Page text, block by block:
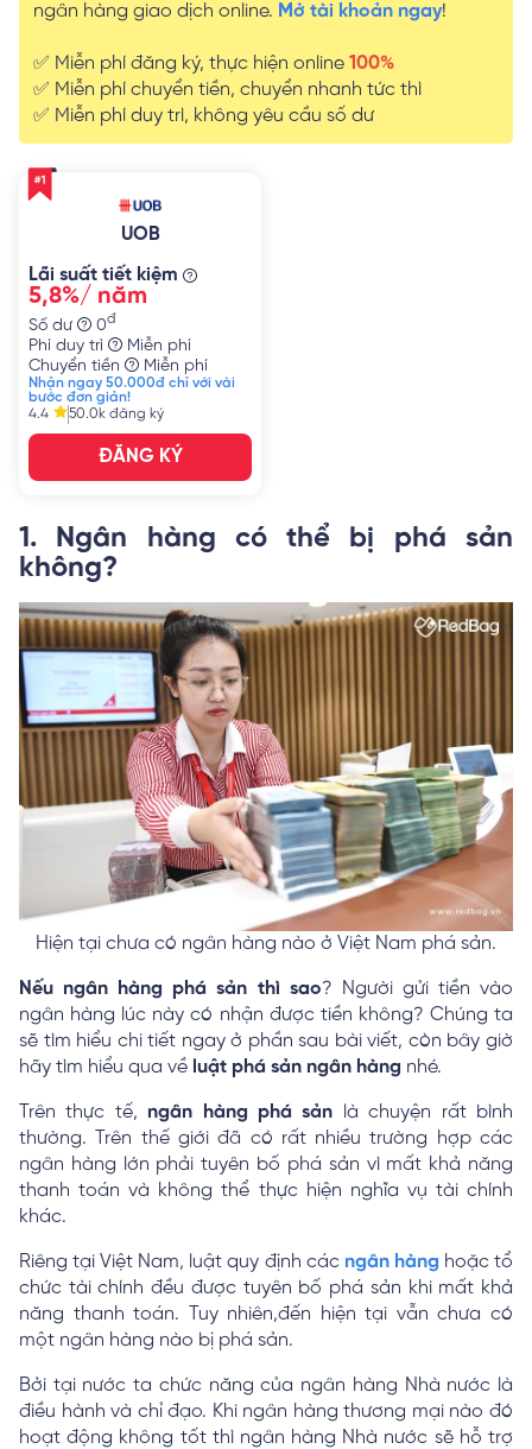
ngân hàng giao dịch online. Mở tài khoản ngay!
✅ Miễn phí đăng ký, thực hiện online 100%
✅ Miễn phí chuyển tiền, chuyển nhanh tức thì
✅ Miễn phí duy trì, không yêu cầu số dư
UOB
Lãi suất tiết kiệm
5,8%/ năm
Số dư 0đ
Phí duy trì
Miễn phí
Chuyển tiền
Miễn phí
Nhận ngay 50.000đ chỉ với vài
bước đơn giản!
4.4
50.0k đăng ký
ĐĂNG KÝ
1. Ngân hàng có thể bị phá sản
không?
Hiện tại chưa có ngân hàng nào ở Việt Nam phá sản.
Nếu ngân hàng phá sản thì sao? Người gửi tiền vào
ngân hàng lúc này có nhận được tiền không? Chúng ta
sẽ tìm hiểu chi tiết ngay ở phần sau bài viết, còn bây giờ
hãy tìm hiểu qua về luật phá sản ngân hàng nhé.
Trên thực tế, ngân hàng phá sản
là chuyện rất bình
thường. Trên thế giới đã có rất nhiều trường hợp các
ngân hàng lớn phải tuyên bố phá sản vì mất khả năng
thanh toán và không thể thực hiện nghĩa vụ tài chính
khác.
Riêng tại Việt Nam, luật quy định các ngân hàng hoặc tổ
chức tài chính đều được tuyên bố phá sản khi mất khả
năng thanh toán. Tuy nhiên,đến hiện tại vẫn chưa có
một ngân hàng nào bị phá sản.
Bởi tại nước ta chức năng của ngân hàng Nhà nước là
điều hành và chỉ đạo. Khi ngân hàng thương mại nào đó
hoạt động không tốt thì ngân hàng Nhà nước sẽ hỗ trợ